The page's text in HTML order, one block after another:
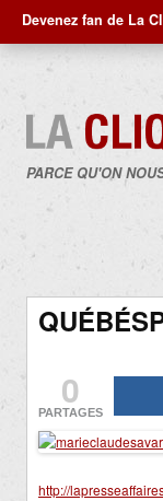
Devenez fan de La
PARCE QU'ON
0
PARTAGES
http://